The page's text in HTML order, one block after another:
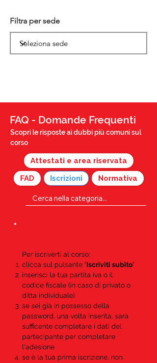
Filtra per sede
FAQ - Domande Frequenti
Scopri le risposte ai dubbi più comuni sul
corso
Attestati e area riservata
FAD
Iscrizioni Normativa
Per iscriverti al corso:
clicca sul pulsante “Iscriviti subito”
inserisci la tua partita iva o il
codice fiscale (in caso di privato o
ditta individuale)
se sei già in possesso della
password, una volta inserita, sarà
sufficente completare i dati del
partecipante per completare
l'adesione
se è la tua prima iscrizione, non